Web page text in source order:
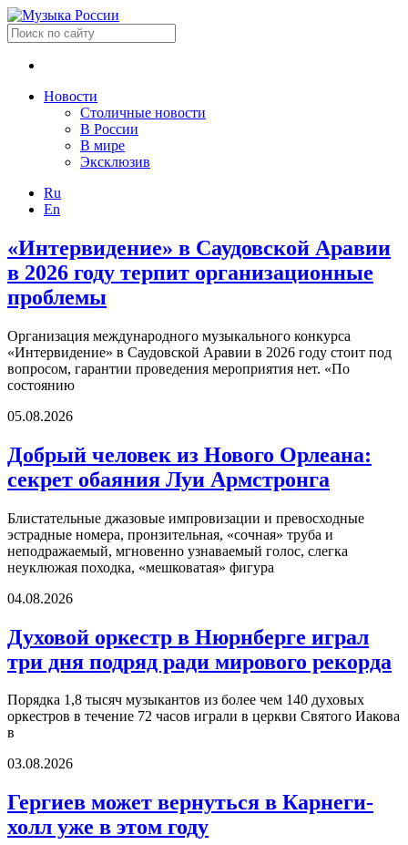
Новости
Столичные новости
В России
В мире
Эксклюзив
Ru
En
«Интервидение» в Саудовской Аравии
в 2026 году терпит организационные
проблемы
Организация международного музыкального конкурса
«Интервидение» в Саудовской Аравии в 2026 году стоит под
вопросом, гарантии проведения мероприятия нет. «По
состоянию
05.08.2026
Добрый человек из Нового Орлеана:
секрет обаяния Луи Армстронга
Блистательные джазовые импровизации и превосходные
эстрадные номера, пронзительная, «сочная» труба и
неподражаемый, мгновенно узнаваемый голос, слегка
неуклюжая походка, «мешковатая» фигура
04.08.2026
Духовой оркестр в Нюрнберге играл
три дня подряд ради мирового рекорда
Порядка 1,8 тысяч музыкантов из более чем 140 духовых
оркестров в течение 72 часов играли в церкви Святого Иакова
в
03.08.2026
Гергиев может вернуться в Карнеги-
холл уже в этом году